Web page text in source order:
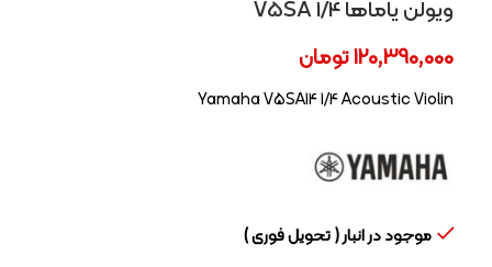
ویولن یاماها V5SA 1/4
120,390,000تومان
Yamaha V5SA14 1/4 Acoustic Violin
موجود در انبار ( تحویل فوری )